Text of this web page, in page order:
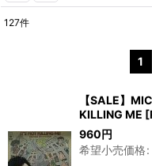
127件
1
【SALE】
KILLING ME [
960円
希望小売価格: